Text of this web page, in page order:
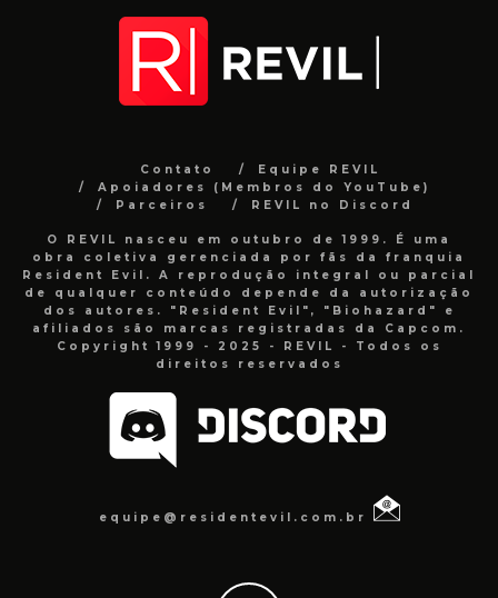
Contato
Equipe REVIL
Apoiadores (Membros do YouTube)
Parceiros
REVIL no Discord
O REVIL nasceu em outubro de 1999. É uma
obra coletiva gerenciada por fãs da franquia
Resident Evil. A reprodução integral ou parcial
de qualquer conteúdo depende da autorização
dos autores. "Resident Evil", "Biohazard" e
afiliados são marcas registradas da Capcom.
Copyright 1999 - 2025 - REVIL - Todos os
direitos reservados
equipe@residentevil.com.br